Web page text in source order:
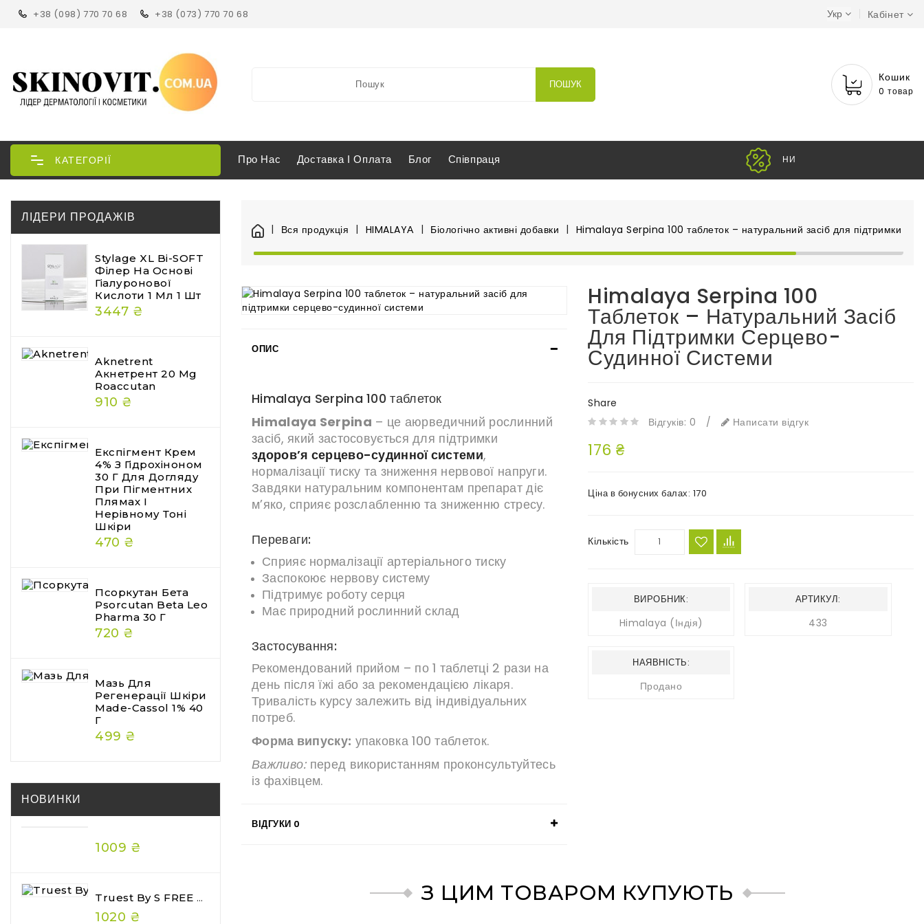
+38 (098) 770 70 68 +38 (073) 770 70 68 Укр Кабінет
ПОШУК
Кошик
0 товар
КАТЕГОРІЇ Про Нас Доставка І Оплата Блог Співпраця НИЗЬ
ЛІДЕРИ ПРОДАЖІВ
Stylage XL Bi-SOFT
Філер На Основі
Гіалуронової
Кислоти 1 Мл 1 Шт
3447 ₴
Aknetrent
Акнетрент 20 Mg
Roaccutan
910 ₴
Експігмент Крем
4% З Гідрохіноном
30 Г Для Догляду
При Пігментних
Плямах І
Нерівному Тоні
Шкіри
470 ₴
Псоркутан Бета
Psorcutan Beta Leo
Pharma 30 Г
720 ₴
Мазь Для
Регенерації Шкіри
Made-Cassol 1% 40
Г
499 ₴
НОВИНКИ
1009 ₴
Truest By S FREE Acid & Heat Care Hair Mask Premium 180 Г — Преміальна Відновлювальна Маска Для Волосся
1020 ₴
Вся продукція HIMALAYА Біологічно активні добавки Himalaya Serpina 100 таблеток – натуральний засіб для підтримки
Himalaya Serpina 100
Таблеток – Натуральний Засіб
Для Підтримки Серцево-
Судинної Системи
Share
Відгуків: 0
/ Написати відгук
176 ₴
Ціна в бонусних балах: 170
Кількість
ВИРОБНИК:
Himalaya (Індія)
АРТИКУЛ:
433
НАЯВНІСТЬ:
Продано
ОПИС
Himalaya Serpina 100 таблеток
Himalaya Serpina – це аюрведичний рослинний
засіб, який застосовується для підтримки
здоров’я серцево-судинної системи,
нормалізації тиску та зниження нервової напруги.
Завдяки натуральним компонентам препарат діє
м’яко, сприяє розслабленню та зниженню стресу.
Переваги:
Сприяє нормалізації артеріального тиску
Заспокоює нервову систему
Підтримує роботу серця
Має природний рослинний склад
Застосування:
Рекомендований прийом – по 1 таблетці 2 рази на
день після їжі або за рекомендацією лікаря.
Тривалість курсу залежить від індивідуальних
потреб.
Форма випуску: упаковка 100 таблеток.
Важливо:перед використанням проконсультуйтесь
із фахівцем.
ВІДГУКИ 0
З ЦИМ ТОВАРОМ КУПУЮТЬ